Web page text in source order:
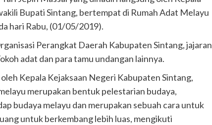
Bupati Sintang, bertempat di Rumah Adat Melayu
hari Rabu, (01/05/2019).
Perangkat Daerah Kabupaten Sintang, jajaran
adat dan para tamu undangan lainnya.
Kepala Kejaksaan Negeri Kabupaten Sintang,
merupakan bentuk pelestarian budaya,
budaya melayu dan merupakan sebuah cara untuk
untuk berkembang lebih luas, mengikuti